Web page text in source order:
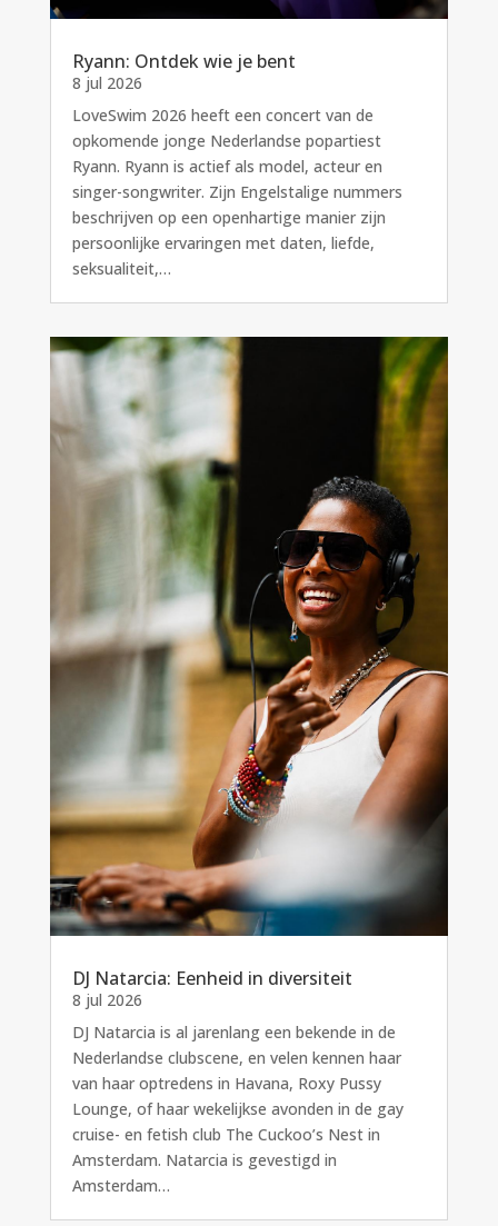
Ryann: Ontdek wie je bent
8 jul 2026
LoveSwim 2026 heeft een concert van de
opkomende jonge Nederlandse popartiest
Ryann. Ryann is actief als model, acteur en
singer-songwriter. Zijn Engelstalige nummers
beschrijven op een openhartige manier zijn
persoonlijke ervaringen met daten, liefde,
seksualiteit,…
DJ Natarcia: Eenheid in diversiteit
8 jul 2026
DJ Natarcia is al jarenlang een bekende in de
Nederlandse clubscene, en velen kennen haar
van haar optredens in Havana, Roxy Pussy
Lounge, of haar wekelijkse avonden in de gay
cruise- en fetish club The Cuckoo’s Nest in
Amsterdam. Natarcia is gevestigd in
Amsterdam…